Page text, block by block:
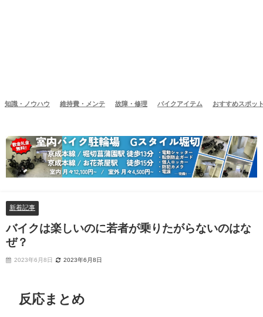
知識・ノウハウ 維持費・メンテ 故障・修理 バイクアイテム おすすめスポッ
新着記事
バイクは楽しいのに若者が乗りたがらないのはな
ぜ？
2023年6月8日 2023年6月8日
反応まとめ